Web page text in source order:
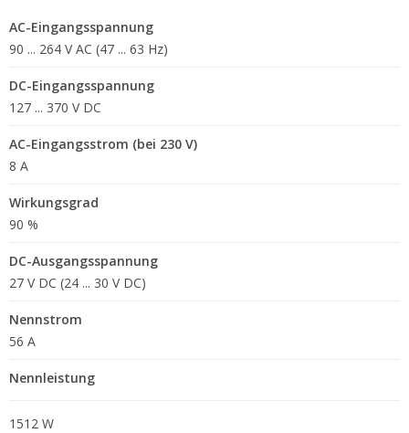
AC-Eingangsspannung
90 ... 264 V AC (47 ... 63 Hz)
DC-Eingangsspannung
127 ... 370 V DC
AC-Eingangsstrom (bei 230 V)
8 A
Wirkungsgrad
90 %
DC-Ausgangsspannung
27 V DC (24 ... 30 V DC)
Nennstrom
56 A
Nennleistung
1512 W